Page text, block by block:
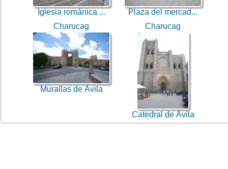
Iglesia románica ...
Plaza del mercad...
Charucag
Murallas de Ávila
Charucag
Catedral de Ávila